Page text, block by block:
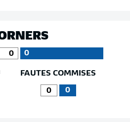
0 0
FAUTES COMMISES
0 0